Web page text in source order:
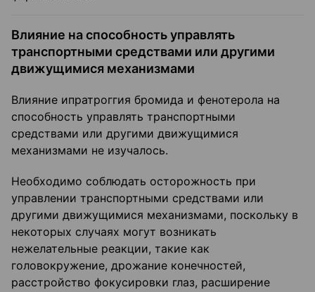
Влияние на способность управлять
транспортными средствами или другими
движущимися механизмами
Влияние ипратроггия бромида и фенотерола на
способность управлять транспортными
средствами или другими движущимися
механизмами не изучалось.
Необходимо соблюдать осторожность при
управлении транспортными средствами или
другими движущимися механизмами, поскольку в
некоторых случаях могут возникать
нежелательные реакции, такие как
головокружение, дрожание конечностей,
расстройство фокусировки глаз, расширение